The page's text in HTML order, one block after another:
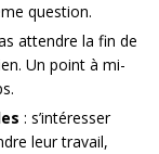
question.
attendre la fin de
Un point à mi-
: s’intéresser
leur travail,